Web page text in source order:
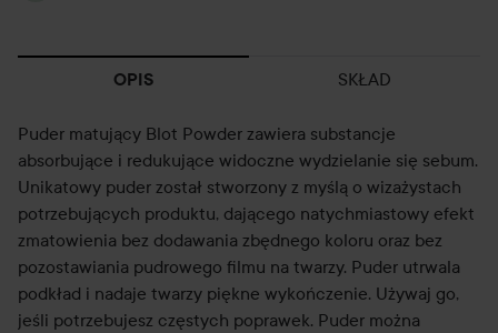
OPIS SKŁAD
Puder matujący Blot Powder zawiera substancje
absorbujące i redukujące widoczne wydzielanie się sebum.
Unikatowy puder został stworzony z myślą o wizażystach
potrzebujących produktu, dającego natychmiastowy efekt
zmatowienia bez dodawania zbędnego koloru oraz bez
pozostawiania pudrowego filmu na twarzy. Puder utrwala
podkład i nadaje twarzy piękne wykończenie. Używaj go,
jeśli potrzebujesz częstych poprawek. Puder można